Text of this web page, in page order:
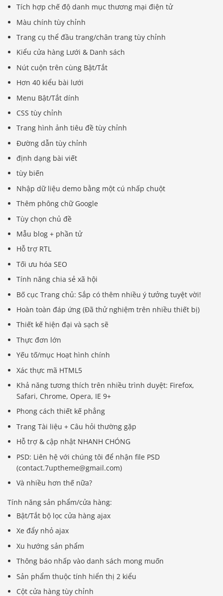
Tích hợp chế độ danh mục thương mại điện tử
Màu chính tùy chỉnh
Trang cụ thể đầu trang/chân trang tùy chỉnh
Kiểu cửa hàng Lưới & Danh sách
Nút cuộn trên cùng Bật/Tắt
Hơn 40 kiểu bài lưới
Menu Bật/Tắt dính
CSS tùy chỉnh
Trang hình ảnh tiêu đề tùy chỉnh
Đường dẫn tùy chỉnh
định dạng bài viết
tùy biến
Nhập dữ liệu demo bằng một cú nhấp chuột
Thêm phông chữ Google
Tùy chọn chủ đề
Mẫu blog + phần tử
Hỗ trợ RTL
Tối ưu hóa SEO
Tính năng chia sẻ xã hội
Bố cục Trang chủ: Sắp có thêm nhiều ý tưởng tuyệt vời!
Hoàn toàn đáp ứng (Đã thử nghiệm trên nhiều thiết bị)
Thiết kế hiện đại và sạch sẽ
Thực đơn lớn
Yếu tố/mục Hoạt hình chính
Xác thực mã HTML5
Khả năng tương thích trên nhiều trình duyệt: Firefox,
Safari, Chrome, Opera, IE 9+
Phong cách thiết kế phẳng
Trang Tài liệu + Câu hỏi thường gặp
Hỗ trợ & cập nhật NHANH CHÓNG
PSD: Liên hệ với chúng tôi để nhận file PSD
(contact.7uptheme@gmail.com)
Và nhiều hơn thế nữa?
Tính năng sản phẩm/cửa hàng:
Bật/Tắt bộ lọc cửa hàng ajax
Xe đẩy nhỏ ajax
Xu hướng sản phẩm
Thông báo nhấp vào danh sách mong muốn
Sản phẩm thuộc tính hiển thị 2 kiểu
Cột cửa hàng tùy chỉnh